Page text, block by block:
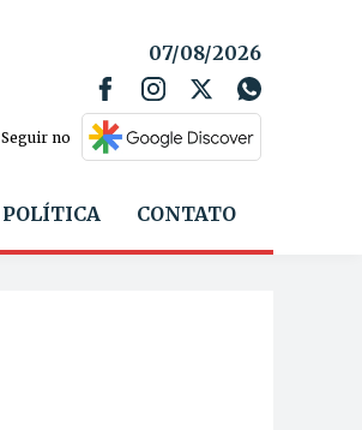
07/08/2026
Seguir no
POLÍTICA CONTATO